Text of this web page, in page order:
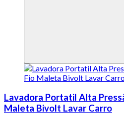
Lavadora Portatil Alta
Maleta Bivolt Lavar Carro